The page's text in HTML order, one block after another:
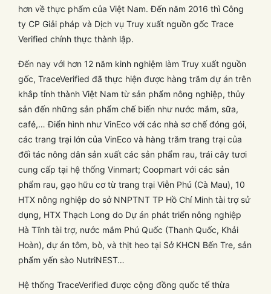
hơn về thực phẩm của Việt Nam. Đến năm 2016 thì Công
ty CP Giải pháp và Dịch vụ Truy xuất nguồn gốc Trace
Verified chính thực thành lập.
Đến nay với hơn 12 năm kinh nghiệm làm Truy xuất nguồn
gốc, TraceVerified đã thực hiện được hàng trăm dự án trên
khắp tỉnh thành Việt Nam từ sản phẩm nông nghiệp, thủy
sản đến những sản phẩm chế biến như nước mắm, sữa,
café,… Điển hình như VinEco với các nhà sơ chế đóng gói,
các trang trại lớn của VinEco và hàng trăm trang trại của
đối tác nông dân sản xuất các sản phẩm rau, trái cây tươi
cung cấp tại hệ thống Vinmart; Coopmart với các sản
phẩm rau, gạo hữu cơ từ trang trại Viễn Phú (Cà Mau), 10
HTX nông nghiệp do sở NNPTNT TP Hồ Chí Minh tài trợ sử
dụng, HTX Thạch Long do Dự án phát triển nông nghiệp
Hà Tĩnh tài trợ, nước mắm Phú Quốc (Thanh Quốc, Khải
Hoàn), dự án tôm, bò, và thịt heo tại Sở KHCN Bến Tre, sản
phẩm yến sào NutriNEST…
Hệ thống TraceVerified được cộng đồng quốc tế thừa